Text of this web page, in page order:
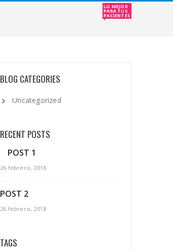
LO MEJOR
PARA TUS
PACIENTES
BLOG CATEGORIES
Uncategorized
RECENT POSTS
POST 1
26 febrero, 2018
POST 2
26 febrero, 2018
TAGS